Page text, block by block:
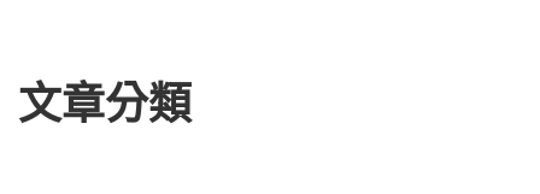
文章分類